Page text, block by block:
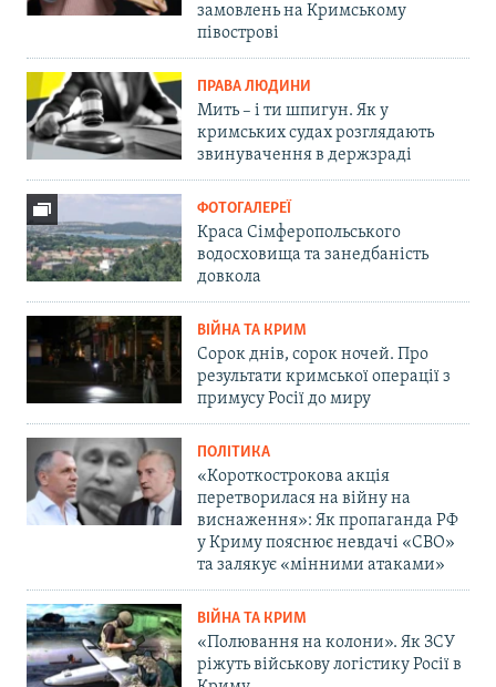
замовлень на Кримському
півострові
ПРАВА ЛЮДИНИ
Мить – і ти шпигун. Як у
кримських судах розглядають
звинувачення в держзраді
ФОТОГАЛЕРЕЇ
Краса Сімферопольського
водосховища та занедбаність
довкола
ВІЙНА ТА КРИМ
Сорок днів, сорок ночей. Про
результати кримської операції з
примусу Росії до миру
ПОЛІТИКА
«Короткострокова акція
перетворилася на війну на
виснаження»: Як пропаганда РФ
у Криму пояснює невдачі «СВО»
та залякує «мінними атаками»
ВІЙНА ТА КРИМ
«Полювання на колони». Як ЗСУ
ріжуть військову логістику Росії в